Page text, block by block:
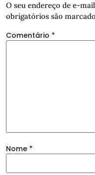
O seu endereço de e-
obrigatórios são
Comentário *
Nome *